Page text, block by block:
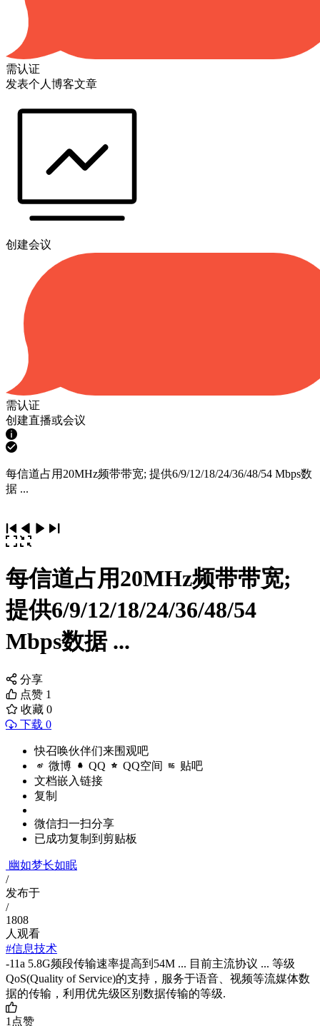
需认证
发表个人博客文章
创建会议
需认证
创建直播或会议
每信道占用20MHz频带带宽; 提供6/9/12/18/24/36/48/54 Mbps数
据 ...
每信道占用20MHz频带带宽;
提供6/9/12/18/24/36/48/54
Mbps数据 ...
分享
点赞 1
收藏 0
下载 0
快召唤伙伴们来围观吧
微博 QQ QQ空间 贴吧
文档嵌入链接
复制
微信扫一扫分享
已成功复制到剪贴板
幽如梦长如眠
/
发布于
/
1808
人观看
#信息技术
-11a 5.8G频段传输速率提高到54M ... 目前主流协议 ... 等级
QoS(Quality of Service)的支持，服务于语音、视频等流媒体数
据的传输，利用优先级区别数据传输的等级.
1点赞